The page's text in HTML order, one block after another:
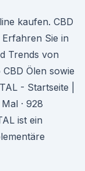
kaufen. CBD
Sie in
Trends von
Ölen sowie
- Startseite |
· 928
ist ein